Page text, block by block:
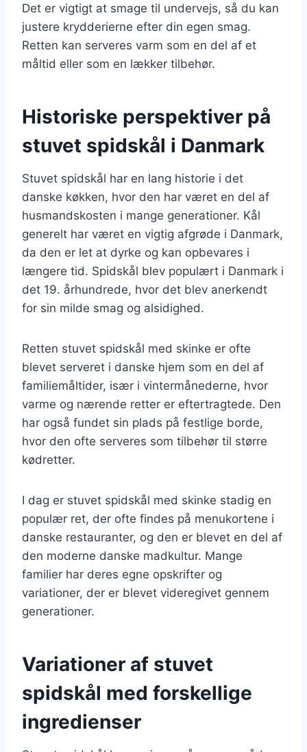
Det er vigtigt at smage til undervejs, så du kan
justere krydderierne efter din egen smag.
Retten kan serveres varm som en del af et
måltid eller som en lækker tilbehør.
Historiske perspektiver på
stuvet spidskål i Danmark
Stuvet spidskål har en lang historie i det
danske køkken, hvor den har været en del af
husmandskosten i mange generationer. Kål
generelt har været en vigtig afgrøde i Danmark,
da den er let at dyrke og kan opbevares i
længere tid. Spidskål blev populært i Danmark i
det 19. århundrede, hvor det blev anerkendt
for sin milde smag og alsidighed.
Retten stuvet spidskål med skinke er ofte
blevet serveret i danske hjem som en del af
familiemåltider, især i vintermånederne, hvor
varme og nærende retter er eftertragtede. Den
har også fundet sin plads på festlige borde,
hvor den ofte serveres som tilbehør til større
kødretter.
I dag er stuvet spidskål med skinke stadig en
populær ret, der ofte findes på menukortene i
danske restauranter, og den er blevet en del af
den moderne danske madkultur. Mange
familier har deres egne opskrifter og
variationer, der er blevet videregivet gennem
generationer.
Variationer af stuvet
spidskål med forskellige
ingredienser